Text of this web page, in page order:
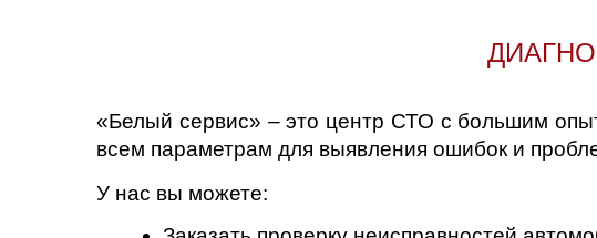
«Белый сервис» – это центр СТО с большим
всем параметрам для выявления ошибок и
У нас вы можете: